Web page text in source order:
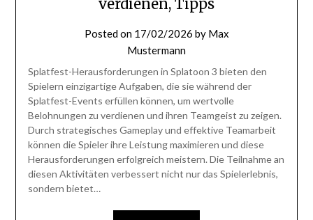
verdienen, Tipps
Posted on 17/02/2026 by Max
Mustermann
Splatfest-Herausforderungen in Splatoon 3 bieten den
Spielern einzigartige Aufgaben, die sie während der
Splatfest-Events erfüllen können, um wertvolle
Belohnungen zu verdienen und ihren Teamgeist zu zeigen.
Durch strategisches Gameplay und effektive Teamarbeit
können die Spieler ihre Leistung maximieren und diese
Herausforderungen erfolgreich meistern. Die Teilnahme an
diesen Aktivitäten verbessert nicht nur das Spielerlebnis,
sondern bietet…